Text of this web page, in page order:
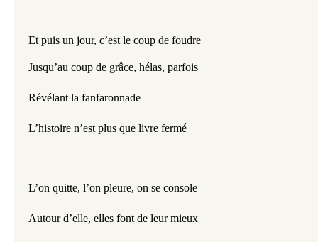
Et puis un jour, c’est le coup de foudre
Jusqu’au coup de grâce, hélas, parfois
Révélant la fanfaronnade
L’histoire n’est plus que livre fermé
L’on quitte, l’on pleure, on se console
Autour d’elle, elles font de leur mieux